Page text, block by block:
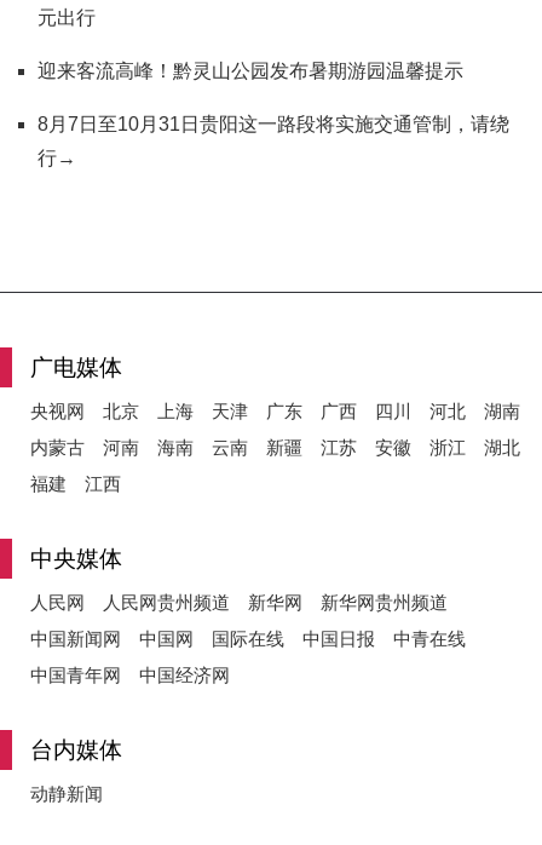
元出行
迎来客流高峰！黔灵山公园发布暑期游园温馨提示
8月7日至10月31日贵阳这一路段将实施交通管制，请绕
行→
广电媒体
央视网 北京 上海 天津 广东 广西 四川 河北
湖南
内蒙古
河南 海南 云南 新疆 江苏 安徽 浙江
湖北
福建
江西
中央媒体
人民网 人民网贵州频道 新华网
新华网贵州频道
中国新闻网
中国网 国际在线 中国日报
中青在线
中国青年网
中国经济网
台内媒体
动静新闻